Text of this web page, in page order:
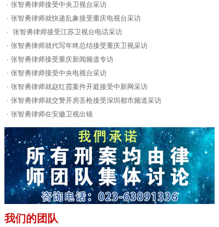
· 张智勇律师接受中央卫视台采访
· 张智勇律师就快递乱象接受重庆电视台采访
·
张智勇律师接受江苏卫视台电话采访
· 张智勇律师就代写年终总结接受重庆卫视采访
· 张智勇律师接受重庆新闻频道专访
· 张智勇律师接受中央电视台采访
· 张智勇律师就赵红霞案件开庭接受中新网采访
· 张智勇律师就交警开房丢枪接受深圳都市频道采访
· 张智勇律师在安徽卫视出镜
我们的团队